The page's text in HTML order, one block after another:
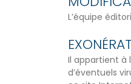
L’équipe
Il appartient à
d’éventuels